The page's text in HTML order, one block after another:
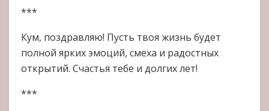
***
Кум, поздравляю! Пусть твоя жизнь будет
полной ярких эмоций, смеха и радостных
открытий. Счастья тебе и долгих лет!
***